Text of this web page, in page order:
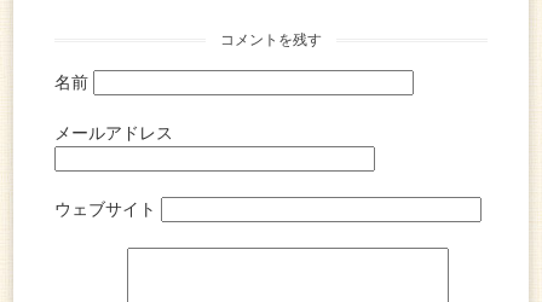
コメントを残す
名前
メールアドレス
ウェブサイト